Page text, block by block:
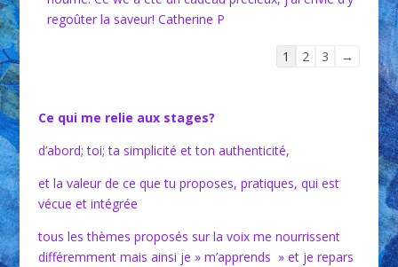
regoûter la saveur! Catherine P
Navigation
livre
d’or
1 2 3 →
Ce qui me relie aux stages?
d’abord; toi; ta simplicité et ton authenticité,
et la valeur de ce que tu proposes, pratiques, qui est
vécue et intégrée
tous les thèmes proposés sur la voix me nourrissent
différemment mais ainsi je » m’apprends » et je repars